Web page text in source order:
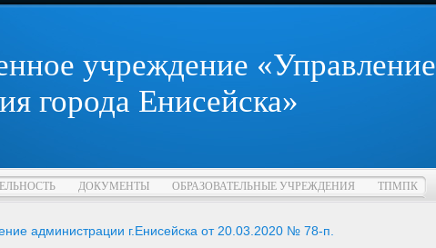
учреждение «Управление
города Енисейска»
ДОКУМЕНТЫ ОБРАЗОВАТЕЛЬНЫЕ УЧРЕЖДЕНИЯ ТПМПК
администрации г.Енисейска от 20.03.2020 № 78-п.